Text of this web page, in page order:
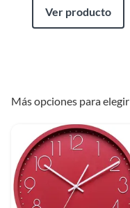
Ver producto
Más opciones para elegir